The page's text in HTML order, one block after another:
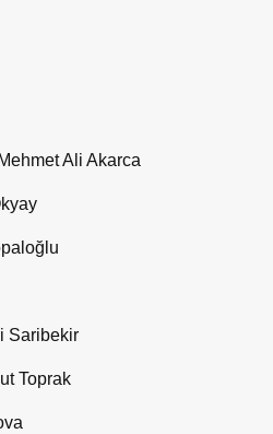
Ali Akarca
Saribekir
Toprak